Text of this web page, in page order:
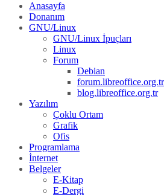
Anasayfa
Donanım
GNU/Linux
GNU/Linux İpuçları
Linux
Forum
Debian
forum.libreoffice.org.tr
blog.libreoffice.org.tr
Yazılım
Çoklu Ortam
Grafik
Ofis
Programlama
İnternet
Belgeler
E-Kitap
E-Dergi